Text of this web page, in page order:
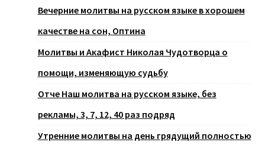
Вечерние молитвы на русском языке в хорошем
качестве на сон, Оптина
Молитвы и Акафист Николая Чудотворца о
помощи, изменяющую судьбу
Отче Наш молитва на русском языке, без
рекламы, 3, 7, 12, 40 раз подряд
Утренние молитвы на день грядущий полностью